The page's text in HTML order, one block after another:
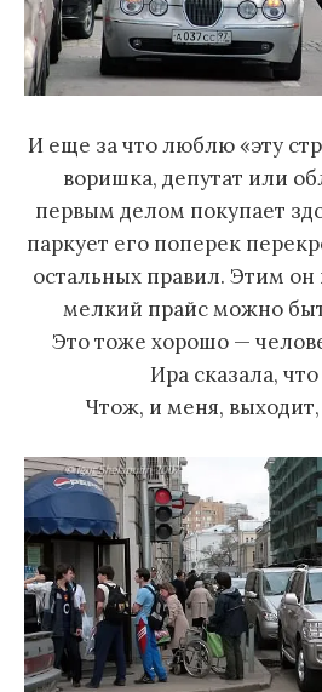
И еще за что люблю «эту
воришка, депутат или
первым делом покупает
паркует его поперек
остальных правил. Этим он
мелкий прайс можно
Это тоже хорошо —
Ира сказала,
Чтож, и меня, выходит,